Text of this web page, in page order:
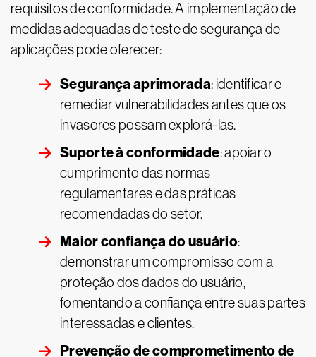
requisitos de conformidade. A implementação de
medidas adequadas de teste de segurança de
aplicações pode oferecer:
Segurança aprimorada: identificar e
remediar vulnerabilidades antes que os
invasores possam explorá-las.
Suporte à conformidade: apoiar o
cumprimento das normas
regulamentares e das práticas
recomendadas do setor.
Maior confiança do usuário:
demonstrar um compromisso com a
proteção dos dados do usuário,
fomentando a confiança entre suas partes
interessadas e clientes.
Prevenção de comprometimento de